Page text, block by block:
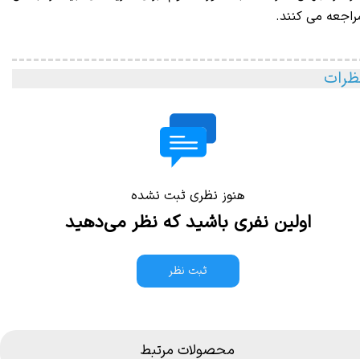
می کنند.
هنوز نظری ثبت نشده
اولین نفری باشید که نظر می‌دهید
ثبت نظر
محصولات مرتبط